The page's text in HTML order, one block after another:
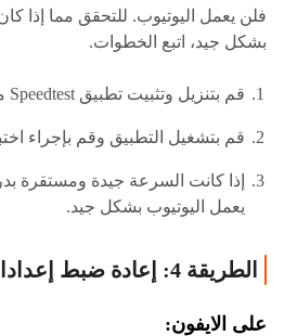
فلن يعمل اليوتيوب. للتحقق مما إذا
بشكل جيد، اتبع الخطوات.
قم بتنزيل وتثبيت تطبيق Speedtest من المتجر.
قم بتشغيل التطبيق وقم بإجراء
إذا كانت السرعة جيدة ومستقرة
يعمل اليوتيوب بشكل جيد.
الطريقة 4: إعادة ضبط إعدادات الشبكة
على الايفون: